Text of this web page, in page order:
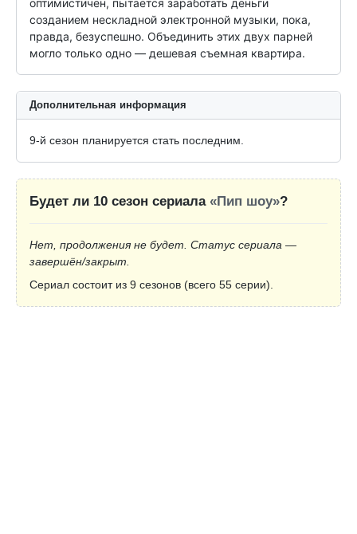
оптимистичен, пытается заработать деньги
созданием нескладной электронной музыки, пока,
правда, безуспешно. Объединить этих двух парней
могло только одно — дешевая съемная квартира.
Дополнительная информация
9-й сезон планируется стать последним.
Будет ли 10 сезон сериала «Пип шоу»?
Нет, продолжения не будет. Статус сериала —
завершён/закрыт.
Сериал состоит из 9 сезонов (всего 55 серии).